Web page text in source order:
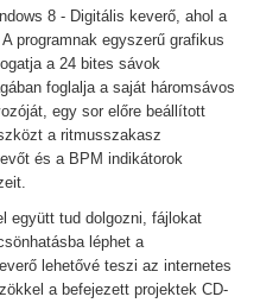
8 - Digitális keverő, ahol a
programnak egyszerű grafikus
a 24 bites sávok
foglalja a saját háromsávos
egy sor előre beállított
a ritmusszakasz
és a BPM indikátorok
együtt tud dolgozni, fájlokat
léphet a
lehetővé teszi az internetes
a befejezett projektek CD-